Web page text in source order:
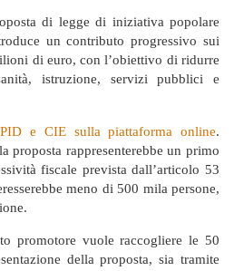
di legge di iniziativa popolare
un contributo progressivo sui
di euro, con l’obiettivo di ridurre
istruzione, servizi pubblici e
e CIE sulla piattaforma online.
proposta rappresenterebbe un primo
fiscale prevista dall’articolo 53
meno di 500 mila persone,
promotore vuole raccogliere le 50
della proposta, sia tramite